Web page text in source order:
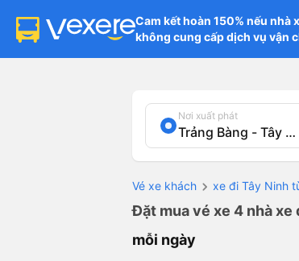
Cam kết hoàn 150% nếu nhà
không cung cấp dịch vụ vận
Nơi xuất phát
Vé xe khách xe đi Tây Ninh
Đặt mua vé xe 4 nhà xe
mỗi ngày